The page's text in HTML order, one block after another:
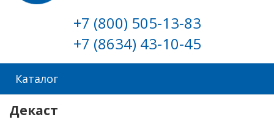
+7 (800) 505-13-83
+7 (8634) 43-10-45
Каталог
Декаст